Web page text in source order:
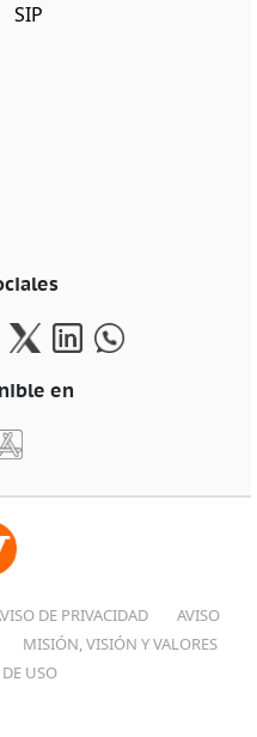
SIP
en
DE PRIVACIDAD
AVISO
MISIÓN, VISIÓN Y VALORES
USO